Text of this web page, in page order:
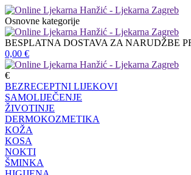
Osnovne kategorije
BESPLATNA DOSTAVA ZA NARUDŽBE
0,00 €
€
BEZRECEPTNI LIJEKOVI
SAMOLIJEČENJE
ŽIVOTINJE
DERMOKOZMETIKA
KOŽA
KOSA
NOKTI
ŠMINKA